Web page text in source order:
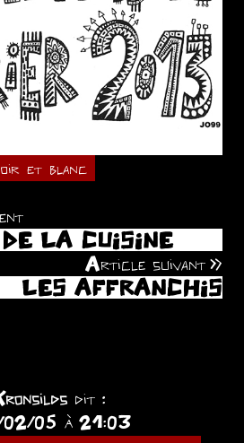
et blanc
DE LA CUISINE
Article suivant
LES AFFRANCHIS
dit :
05 à 21:03